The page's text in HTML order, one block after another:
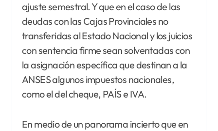
ajuste semestral. Y que en el caso de las
deudas con las Cajas Provinciales no
transferidas al Estado Nacional y los juicios
con sentencia firme sean solventadas con
la asignación específica que destinan a la
ANSES algunos impuestos nacionales,
como el del cheque, PAÍS e IVA.
En medio de un panorama incierto que en